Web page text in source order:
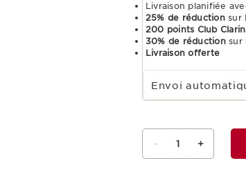
Livraison planifiée
25% de réductionsur
200 points Club
30% de réductionsur
Livraison offerte
Sélectionnez la durée de l'abonnement
Envoi
- 1 +